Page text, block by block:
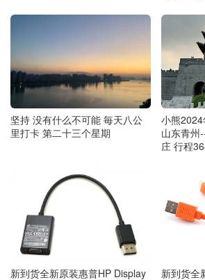
坚持 没有什么不可能 毎天八公
里打卡 第二十三个星期
小熊2024
山东青州
庄 行程
新到货全新原装惠普HP Display
新到货全